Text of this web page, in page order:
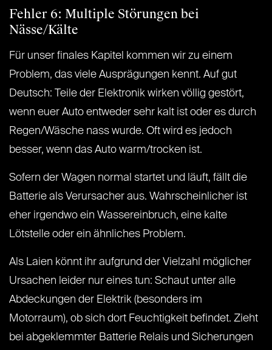
Fehler 6: Multiple Störungen bei
Nässe/Kälte
Für unser finales Kapitel kommen wir zu einem
Problem, das viele Ausprägungen kennt. Auf gut
Deutsch: Teile der Elektronik wirken völlig gestört,
wenn euer Auto entweder sehr kalt ist oder es durch
Regen/Wäsche nass wurde. Oft wird es jedoch
besser, wenn das Auto warm/trocken ist.
Sofern der Wagen normal startet und läuft, fällt die
Batterie als Verursacher aus. Wahrscheinlicher ist
eher irgendwo ein Wassereinbruch, eine kalte
Lötstelle oder ein ähnliches Problem.
Als Laien könnt ihr aufgrund der Vielzahl möglicher
Ursachen leider nur eines tun: Schaut unter alle
Abdeckungen der Elektrik (besonders im
Motorraum), ob sich dort Feuchtigkeit befindet. Zieht
bei abgeklemmter Batterie Relais und Sicherungen